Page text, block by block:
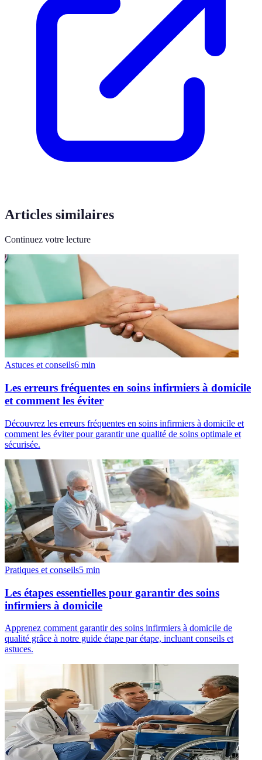
Articles similaires
Continuez votre lecture
Astuces et conseils6 min
Les erreurs fréquentes en soins infirmiers à domicile
et comment les éviter
Découvrez les erreurs fréquentes en soins infirmiers à domicile et
comment les éviter pour garantir une qualité de soins optimale et
sécurisée.
Pratiques et conseils5 min
Les étapes essentielles pour garantir des soins
infirmiers à domicile
Apprenez comment garantir des soins infirmiers à domicile de
qualité grâce à notre guide étape par étape, incluant conseils et
astuces.